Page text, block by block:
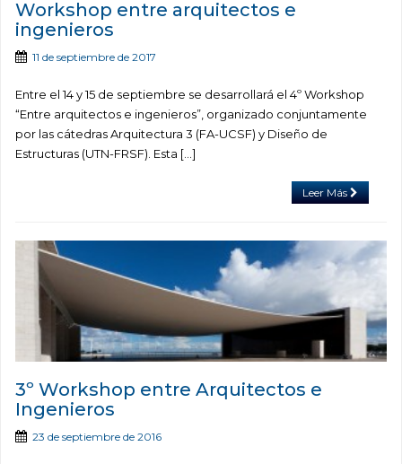
Workshop entre arquitectos e
ingenieros
11 de septiembre de 2017
Entre el 14 y 15 de septiembre se desarrollará el 4º Workshop
“Entre arquitectos e ingenieros”, organizado conjuntamente
por las cátedras Arquitectura 3 (FA-UCSF) y Diseño de
Estructuras (UTN-FRSF). Esta […]
Leer Más
3º Workshop entre Arquitectos e
Ingenieros
23 de septiembre de 2016